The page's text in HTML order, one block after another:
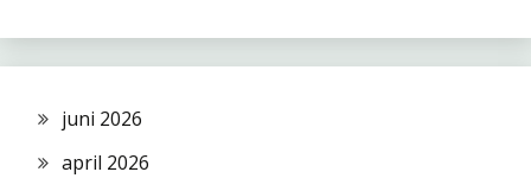
juni 2026
april 2026